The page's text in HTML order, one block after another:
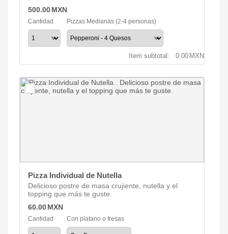
500.00 MXN
500.00 MXN
Cantidad Pizzas Medianas (2-4 personas)
Item subtotal: 0.00 MXN
0.00 MXN
Pizza Individual de Nutella
Delicioso postre de masa crujiente, nutella y el
topping que más te guste.
60.00 MXN
60.00 MXN
Cantidad Con platano o fresas